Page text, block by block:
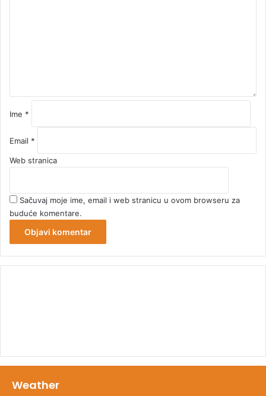
Ime *
Email *
Web stranica
Sačuvaj moje ime, email i web stranicu u ovom browseru za
buduće komentare.
Weather